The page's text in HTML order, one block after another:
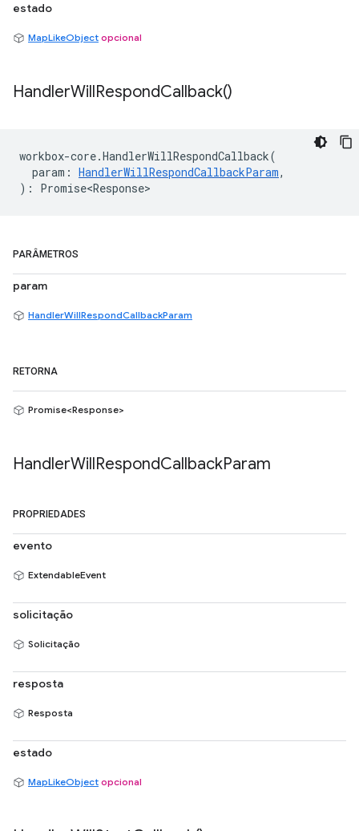
estado
MapLikeObject opcional
HandlerWillRespondCallback()
workbox-core.HandlerWillRespondCallback(
param : HandlerWillRespondCallbackParam,
) : Promise<Response>
PARÂMETROS
param
HandlerWillRespondCallbackParam
RETORNA
Promise<Response>
HandlerWillRespondCallbackParam
PROPRIEDADES
evento
ExtendableEvent
solicitação
Solicitação
resposta
Resposta
estado
MapLikeObject opcional